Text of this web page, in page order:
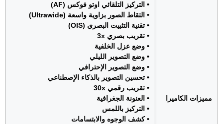
مميزات الكاميرا
• التركيز التلقائي اوتو فوكس (AF)
• التقاط الصور بزاوية واسعة (Ultrawide)
• تقنية التثبيت البصري (OIS)
• تقريب بصري 3x
• وضع عزل الخلفية
• وضع التصوير الليلي
• وضع التصوير الإحترافي
• تحسين التصوير بالذكاء الإصطناعي
• تقريب رقمي 30x
• العنونة الجغرافية
• التركيز باللمس
• كشف الوجوه والابتسامات